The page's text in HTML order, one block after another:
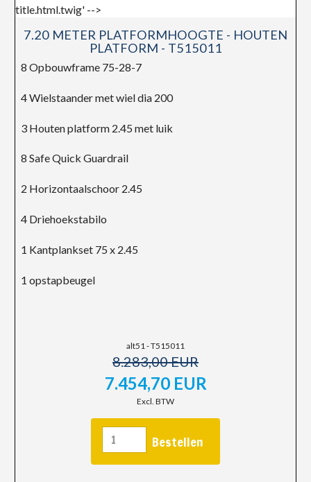
7.20 METER PLATFORMHOOGTE - HOUTEN
PLATFORM - T515011
8 Opbouwframe 75-28-7
4 Wielstaander met wiel dia 200
3 Houten platform 2.45 met luik
8 Safe Quick Guardrail
2 Horizontaalschoor 2.45
4 Driehoekstabilo
1 Kantplankset 75 x 2.45
1 opstapbeugel
alt51 - T515011
8.283,00 EUR
7.454,70 EUR
Excl. BTW